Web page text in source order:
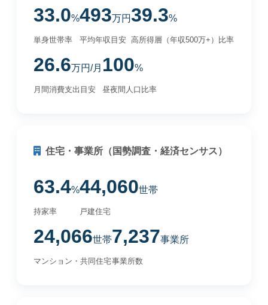
33.0%
単身世帯率
493万円
平均年収目安
39.3%
高所得層（年収500万+）比率
26.6万円/月
月間消費支出目安
100%
昼夜間人口比率
住宅・事業所（国勢調査・経済センサス）
63.4%
持家率
44,060世帯
戸建住宅
24,066世帯
マンション・共同住宅
7,237事業所
事業所数